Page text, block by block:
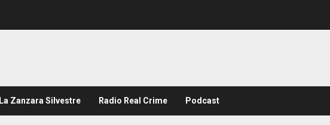
La Zanzara Silvestre Radio Real Crime Podcast